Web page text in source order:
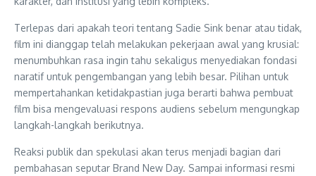
Terlepas dari apakah teori tentang Sadie Sink benar atau tidak,
film ini dianggap telah melakukan pekerjaan awal yang krusial:
menumbuhkan rasa ingin tahu sekaligus menyediakan fondasi
naratif untuk pengembangan yang lebih besar. Pilihan untuk
mempertahankan ketidakpastian juga berarti bahwa pembuat
film bisa mengevaluasi respons audiens sebelum mengungkap
langkah-langkah berikutnya.
Reaksi publik dan spekulasi akan terus menjadi bagian dari
pembahasan seputar Brand New Day. Sampai informasi resmi